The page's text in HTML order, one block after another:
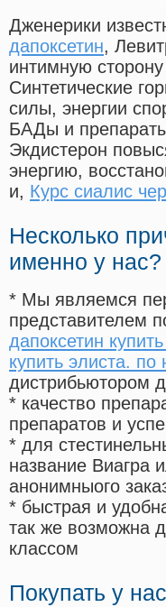
Дженерики
дапоксетин,
интимную
Синтетические
силы, энергии
БАДы и
Экдистерон
энергию,
и, Курс сиалис
Несколько
именно у нас?
* Мы являемся
представителем
дапоксетин
купить элиста.
дистрибьютором
* качество
препаратов и
* для
название Виагра
анонимныого
* быстрая и
так же возможна
классом
Покупать у